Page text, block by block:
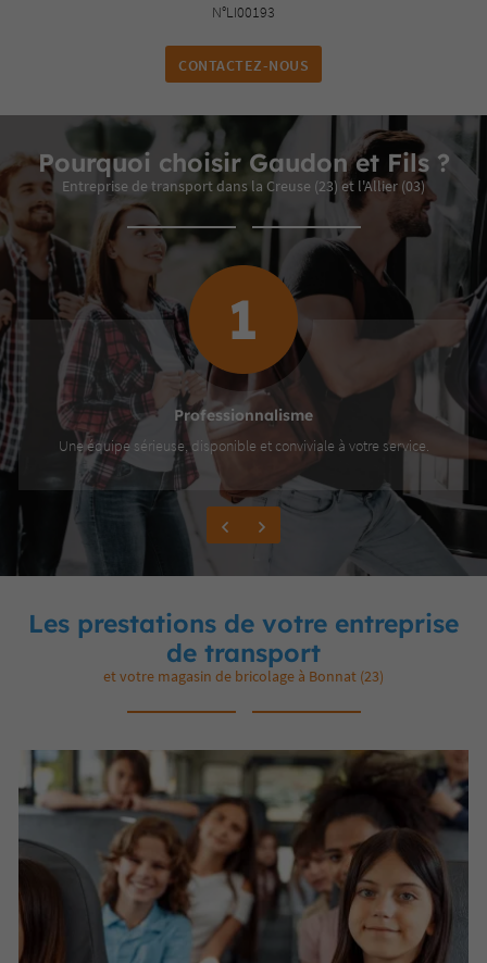
N°LI00193
CONTACTEZ-NOUS
Pourquoi choisir Gaudon et Fils ?
Entreprise de transport dans la Creuse (23) et l'Allier (03)
conviviale à votre service.
Nos autocars tout confort
Les prestations de votre entreprise
de transport
et votre magasin de bricolage à Bonnat (23)